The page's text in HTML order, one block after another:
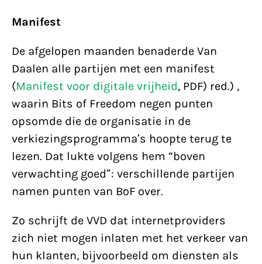
Manifest
De afgelopen maanden benaderde Van
Daalen alle partijen met een manifest
(Manifest voor digitale vrijheid, PDF) red.) ,
waarin Bits of Freedom negen punten
opsomde die de organisatie in de
verkiezingsprogramma’s hoopte terug te
lezen. Dat lukte volgens hem “boven
verwachting goed”: verschillende partijen
namen punten van BoF over.
Zo schrijft de VVD dat internetproviders
zich niet mogen inlaten met het verkeer van
hun klanten, bijvoorbeeld om diensten als